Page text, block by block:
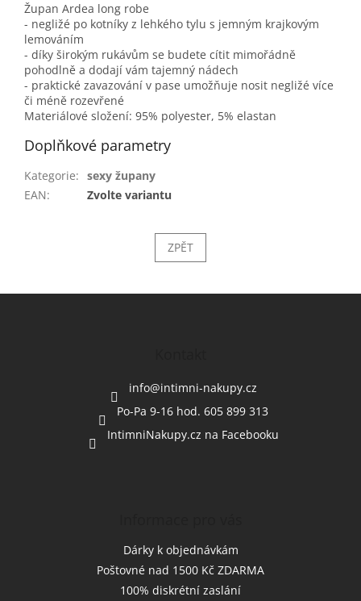
Župan Ardea long robe
- negližé po kotníky z lehkého tylu s jemným krajkovým
lemováním
- díky širokým rukávům se budete cítit mimořádně
pohodlně a dodají vám tajemný nádech
- praktické zavazování v pase umožňuje nosit negližé více
či méně rozevřené
Materiálové složení: 95% polyester, 5% elastan
Doplňkové parametry
Kategorie: sexy župany
EAN: Zvolte variantu
ZPĚT
info@intimni-nakupy.cz
Po-Pa 9-16 hod. 605 899 313
IntimniNakupy.cz na Facebooku
Dárky k objednávkám
Poštovné nad 1500 Kč ZDARMA
100% diskrétní zaslání